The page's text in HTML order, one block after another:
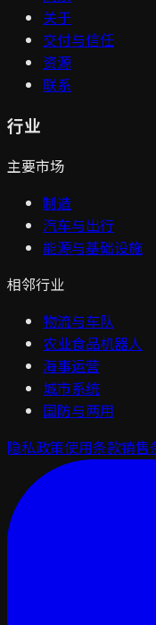
关于
交付与信任
资源
联系
行业
主要市场
制造
汽车与出行
能源与基础设施
相邻行业
物流与车队
农业食品机器人
海事运营
城市系统
国防与两用
隐私政策使用条款销售